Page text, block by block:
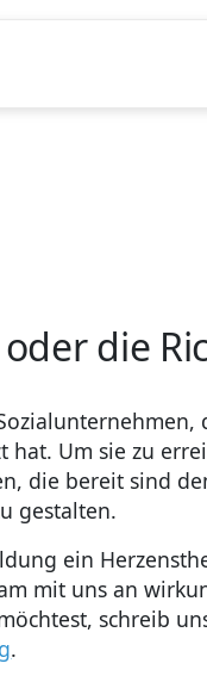
die
hat. Um sie zu
die bereit sind
gestalten.
ein
mit uns an
schreib
.